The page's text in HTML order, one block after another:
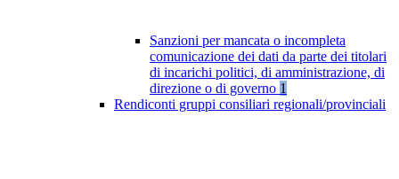
Sanzioni per mancata o incompleta
comunicazione dei dati da parte dei titolari
di incarichi politici, di amministrazione, di
direzione o di governo 1
Rendiconti gruppi consiliari regionali/provinciali